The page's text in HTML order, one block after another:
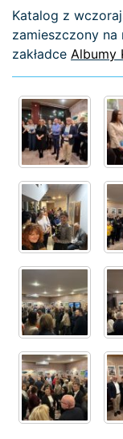
Katalog z
zamieszczony
zakładce Albumy